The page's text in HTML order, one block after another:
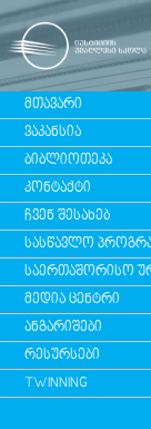
ᲛᲗᲐᲕᲐᲠᲘ
ᲕᲐᲙᲐᲜᲡᲘᲐ
ᲑᲘᲑᲚᲘᲝᲗᲔᲙᲐ
ᲙᲝᲜᲢᲐᲥᲢᲘ
ᲩᲕᲔᲜ ᲨᲔᲡᲐᲮᲔᲑ
ᲡᲐᲡᲬᲐᲕᲚᲝ
ᲡᲐᲔᲠᲗᲐᲨᲝᲠᲘᲡᲝ
ᲛᲔᲓᲘᲐ ᲪᲔᲜᲢᲠᲘ
ᲐᲜᲒᲐᲠᲘᲨᲔᲑᲘ
ᲠᲔᲡᲣᲠᲡᲔᲑᲘ
TWINNING